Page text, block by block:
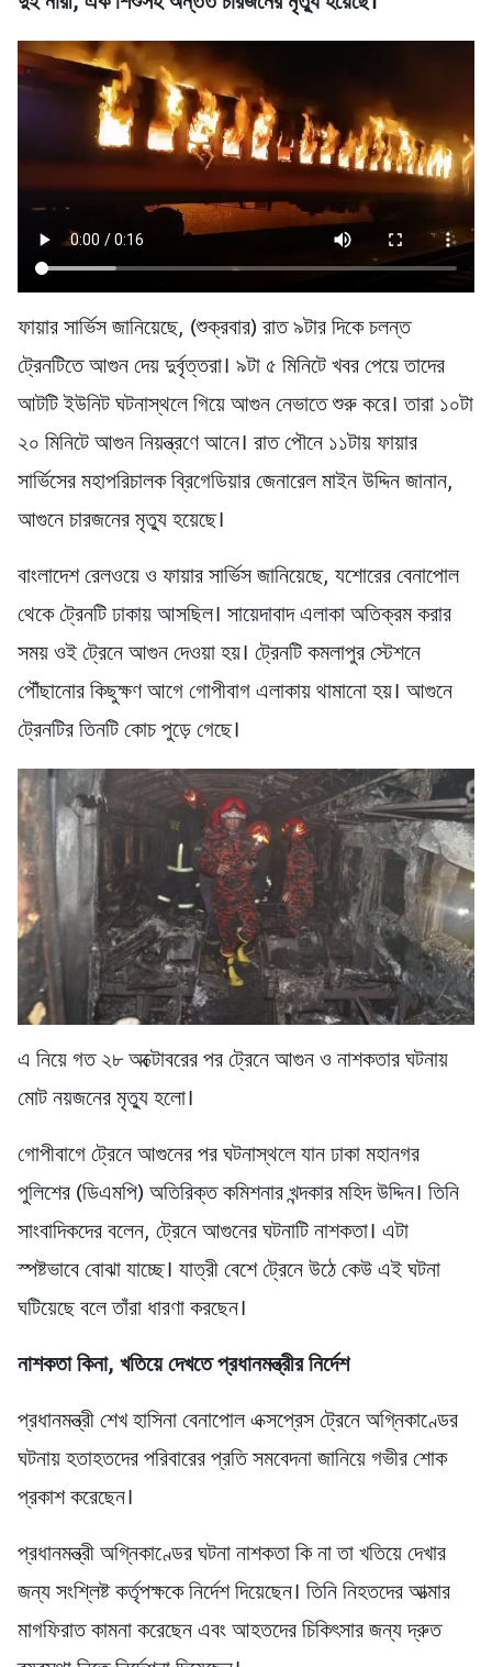
ফায়ার সার্ভিস জানিয়েছে, (শুক্রবার) রাত ৯টার দিকে চলন্ত
ট্রেনটিতে আগুন দেয় দুর্বৃত্তরা। ৯টা ৫ মিনিটে খবর পেয়ে তাদের
আটটি ইউনিট ঘটনাস্থলে গিয়ে আগুন নেভাতে শুরু করে। তারা ১০টা
২০ মিনিটে আগুন নিয়ন্ত্রণে আনে। রাত পৌনে ১১টায় ফায়ার
সার্ভিসের মহাপরিচালক ব্রিগেডিয়ার জেনারেল মাইন উদ্দিন জানান,
আগুনে চারজনের মৃত্যু হয়েছে।
বাংলাদেশ রেলওয়ে ও ফায়ার সার্ভিস জানিয়েছে, যশোরের বেনাপোল
থেকে ট্রেনটি ঢাকায় আসছিল। সায়েদাবাদ এলাকা অতিক্রম করার
সময় ওই ট্রেনে আগুন দেওয়া হয়। ট্রেনটি কমলাপুর স্টেশনে
পৌঁছানোর কিছুক্ষণ আগে গোপীবাগ এলাকায় থামানো হয়। আগুনে
ট্রেনটির তিনটি কোচ পুড়ে গেছে।
এ নিয়ে গত ২৮ অক্টোবরের পর ট্রেনে আগুন ও নাশকতার ঘটনায়
মোট নয়জনের মৃত্যু হলো।
গোপীবাগে ট্রেনে আগুনের পর ঘটনাস্থলে যান ঢাকা মহানগর
পুলিশের (ডিএমপি) অতিরিক্ত কমিশনার খন্দকার মহিদ উদ্দিন। তিনি
সাংবাদিকদের বলেন, ট্রেনে আগুনের ঘটনাটি নাশকতা। এটা
স্পষ্টভাবে বোঝা যাচ্ছে। যাত্রী বেশে ট্রেনে উঠে কেউ এই ঘটনা
ঘটিয়েছে বলে তাঁরা ধারণা করছেন।
নাশকতা কিনা, খতিয়ে দেখতে প্রধানমন্ত্রীর নির্দেশ
প্রধানমন্ত্রী শেখ হাসিনা বেনাপোল এক্সপ্রেস ট্রেনে অগ্নিকাণ্ডের
ঘটনায় হতাহতদের পরিবারের প্রতি সমবেদনা জানিয়ে গভীর শোক
প্রকাশ করেছেন।
প্রধানমন্ত্রী অগ্নিকাণ্ডের ঘটনা নাশকতা কি না তা খতিয়ে দেখার
জন্য সংশ্লিষ্ট কর্তৃপক্ষকে নির্দেশ দিয়েছেন। তিনি নিহতদের আত্মার
মাগফিরাত কামনা করেছেন এবং আহতদের চিকিৎসার জন্য দ্রুত